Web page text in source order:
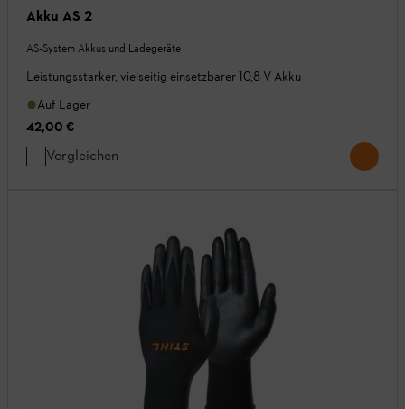
Akku AS 2
AS-System Akkus und Ladegeräte
Leistungsstarker, vielseitig einsetzbarer 10,8 V Akku
Auf Lager
42,00 €
Vergleichen